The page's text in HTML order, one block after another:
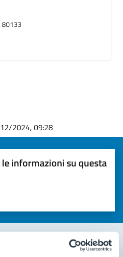
80133
2024, 09:28
informazioni su questa
(da 1 a 5 stelle)
per valutare la chiarezza delle
su 5
su 5
5